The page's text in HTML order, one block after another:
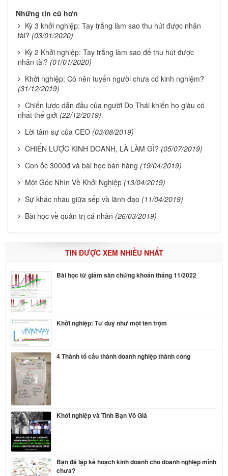
Những tin cũ hơn
Kỳ 3 khởi nghiệp: Tay trắng làm sao thu hút được nhân
tài? (03/01/2020)
Kỳ 2 Khởi nghiệp: Tay trắng làm sao để thu hút được
nhân tài? (01/01/2020)
Khởi nghiệp: Có nên tuyển người chưa có kinh nghiệm?
(31/12/2019)
Chiến lược dẫn đầu của người Do Thái khiến họ giàu có
nhất thế giới (22/12/2019)
Lời tâm sự của CEO (03/08/2019)
CHIẾN LƯỢC KINH DOANH, LÀ LÀM GÌ? (05/07/2019)
Con ốc 3000đ và bài học bán hàng (19/04/2019)
Một Góc Nhìn Về Khởi Nghiệp (13/04/2019)
Sự khác nhau giữa sếp và lãnh đạo (11/04/2019)
Bài học về quản trị cá nhân (26/03/2019)
TIN ĐƯỢC XEM NHIỀU NHẤT
Bài học từ giảm sàn chứng khoán tháng 11/2022
Khởi nghiệp: Tư duy như một tên trộm
4 Thành tố cấu thành doanh nghiệp thành công
Khởi nghiệp và Tình Bạn Vô Giá
Bạn đã lập kế hoạch kinh doanh cho doanh nghiệp mình
chưa?